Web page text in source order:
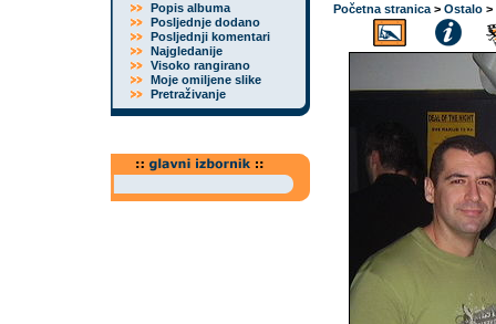
Popis albuma
Posljednje dodano
Posljednji komentari
Najgledanije
Visoko rangirano
Moje omiljene slike
Pretraživanje
Početna stranica > Ostalo >